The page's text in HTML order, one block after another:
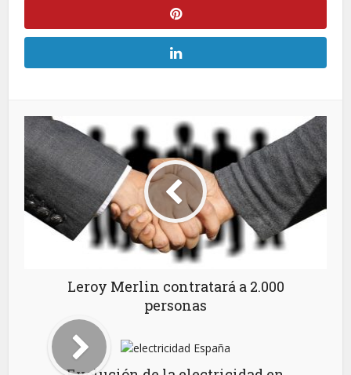
Leroy Merlin contratará a 2.000
personas